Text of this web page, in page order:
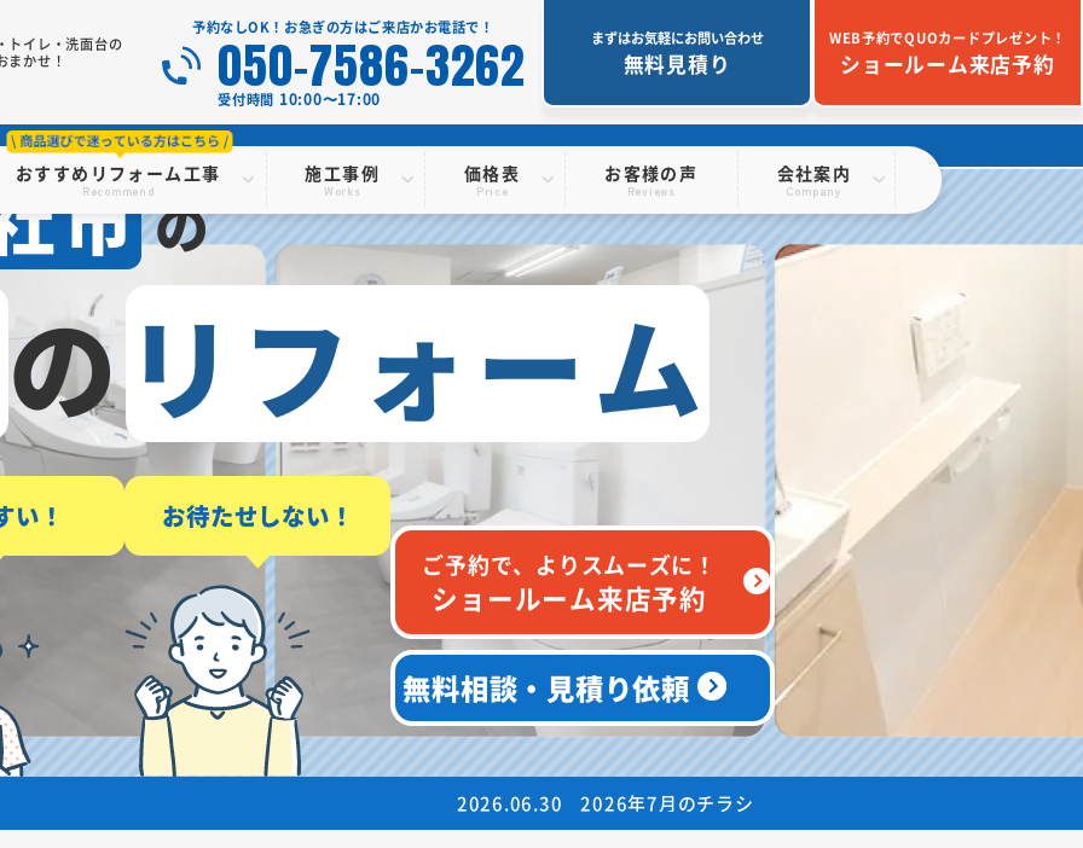
トイレ・洗面台の
まかせ！
おすすめリフォーム工事
Recommend
施工事例
Works
価格表
Price
お客様の声
Reviews
会社案内
Company
予約なしOK！お急ぎの方はご来店かお電話で！
050-7586-3262
受付時間 10:00〜17:00
WEB予約でQUOカードプレゼント！
ショールーム来店予約
まずはお気軽にお問い合わせ
無料見積り
市の
のリフォーム
い！ お待たせしない！
ご予約で、よりスムーズに！
ショールーム来店予約
無料相談・見積り依頼
2026年7月のチラシ